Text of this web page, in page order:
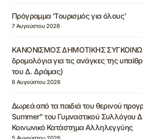
Πρόγραμμα ‘Τουρισμός για όλους’
7 Αυγούστου 2026
ΚΑΝΟΝΙΣΜΟΣ ΔΗΜΟΤΙΚΗΣ
δρομολόγια για τις ανάγκες της
του Δ. Δράμας)
6 Αυγούστου 2026
Δωρεά από τα παιδιά του θερινού
Summer” του Γυμναστικού Συλλόγου
Κοινωνικό Κατάστημα Αλληλεγγύης